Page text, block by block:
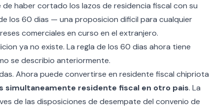
haber cortado los lazos de residencia fiscal con su
los 60 dias — una proposicion dificil para cualquier
comerciales en curso en el extranjero.
ya no existe. La regla de los 60 dias ahora tiene
se describio anteriormente.
Ahora puede convertirse en residente fiscal chipriota
simultaneamente residente fiscal en otro pais. La
de las disposiciones de desempate del convenio de